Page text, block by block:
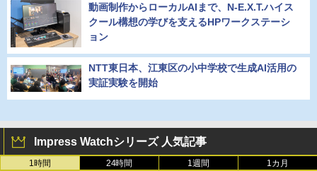
動画制作からローカルAIまで、N-E.X.T.ハイス
クール構想の学びを支えるHPワークステーシ
ョン
NTT東日本、江東区の小中学校で生成AI活用の
実証実験を開始
Impress Watchシリーズ 人気記事
1時間 24時間 1週間 1カ月